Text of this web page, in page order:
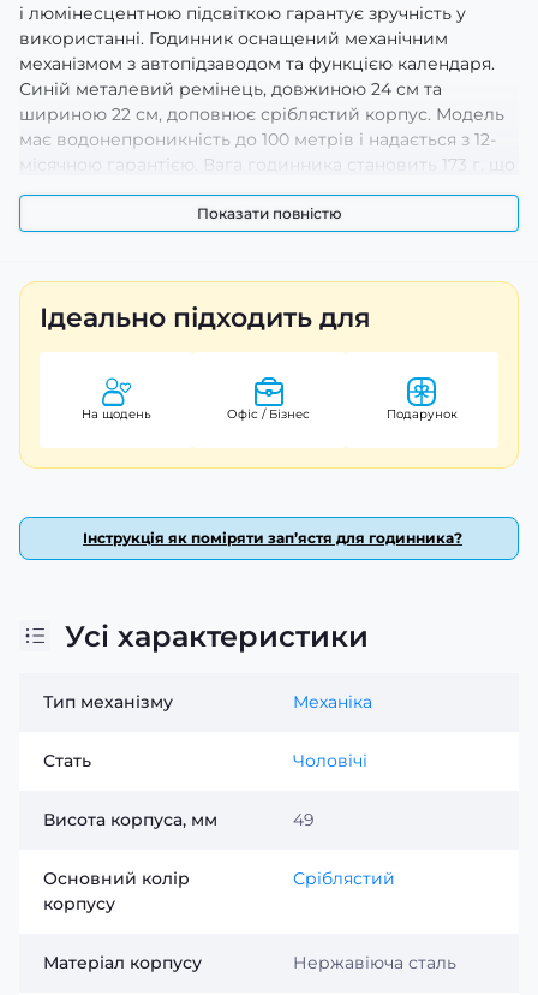
і люмінесцентною підсвіткою гарантує зручність у
використанні. Годинник оснащений механічним
механізмом з автопідзаводом та функцією календаря.
Синій металевий ремінець, довжиною 24 см та
шириною 22 см, доповнює сріблястий корпус. Модель
має водонепроникність до 100 метрів і надається з 12-
місячною гарантією. Вага годинника становить 173 г, що
Показати повністю
Ідеально підходить для
На щодень Офіс / Бізнес Подарунок
Інструкція як поміряти зап’ястя для годинника?
Усі характеристики
Тип механізму Механіка
Стать Чоловічі
Висота корпуса, мм 49
Основний колір
корпусу
Сріблястий
Матеріал корпусу Нержавіюча сталь